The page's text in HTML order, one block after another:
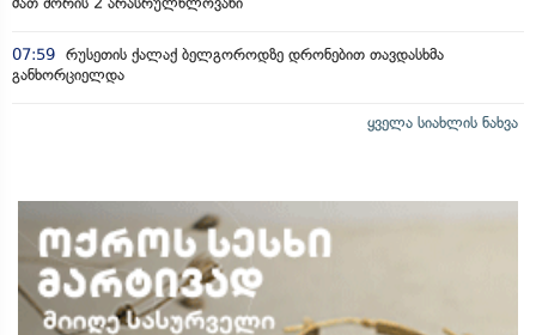
07:59 რუსეთის ქალაქ ბელგოროდზე დრონებით თავდასხმა
განხორციელდა
ყველა სიახლის ნახვა